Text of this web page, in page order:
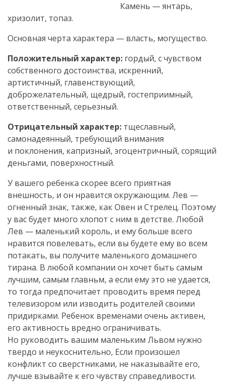
Камень — янтарь,
хризолит, топаз.
Основная черта характера — власть, могущество.
Положительный характер: гордый, с чувством
собственного достоинства, искренний,
артистичный, главенствующий,
доброжелательный, щедрый, гостеприимный,
ответственный, серьезный.
Отрицательный характер: тщеславный,
самонадеянный, требующий внимания
и поклонения, капризный, эгоцентричный, сорящий
деньгами, поверхностный.
У вашего ребенка скорее всего приятная
внешность, и он нравится окружающим. Лев —
огненный знак, также, как Овен и Стрелец. Поэтому
у вас будет много хлопот с ним в детстве. Любой
Лев — маленький король, и ему больше всего
нравится повелевать, если вы будете ему во всем
потакать, вы получите маленького домашнего
тирана. В любой компании он хочет быть самым
лучшим, самым главньм, а если ему это не удается,
то тогда предпочитает проводить время перед
телевизором или изводить родителей своими
придирками. Ребенок временами очень активен,
его активность вредно ограничивать.
Но руководить вашим маленьким Львом нужно
твердо и неукоснительно, Если произошел
конфликт со сверстниками, не наказывайте его,
лучше взывайте к его чувству справедливости.